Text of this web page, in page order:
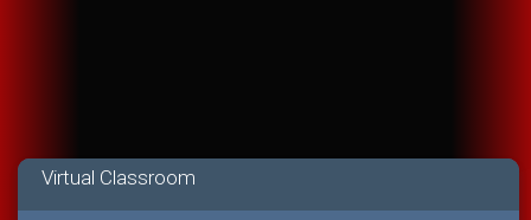
Virtual Classroom